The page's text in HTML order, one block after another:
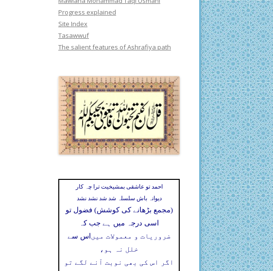
Progress explained
Site Index
Tasawwuf
The salient features of Ashrafiya path
احمد تو عاشقی بمشیخیت ترا چہ کار
دیوانہ باش سلسلہ شد شد نشد نشد
(مجمع بڑھانے کی کوشش) فضول تو
اسی درجہ میں ہے جب کہ
اس سے ضروریات و معمولات میں
خلل نہ ہو،
اگر اس کی بھی نوبت آنے لگے تو